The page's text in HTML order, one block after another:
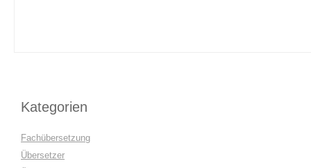
Kategorien
Fachübersetzung
Übersetzer